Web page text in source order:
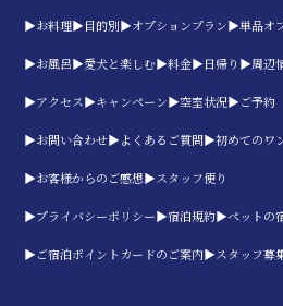
▶お料理▶目的別▶オプションプラン▶単品オ
▶お風呂▶愛犬と楽しむ▶料金▶日帰り ▶周辺
▶アクセス▶キャンペーン▶空室状況▶ご予約
▶お問い合わせ▶よくあるご質問▶初めてのワ
▶お客様からのご感想▶スタッフ便り
▶プライバシーポリシー▶宿泊規約▶ペットの
▶ご宿泊ポイントカードのご案内▶スタッフ募